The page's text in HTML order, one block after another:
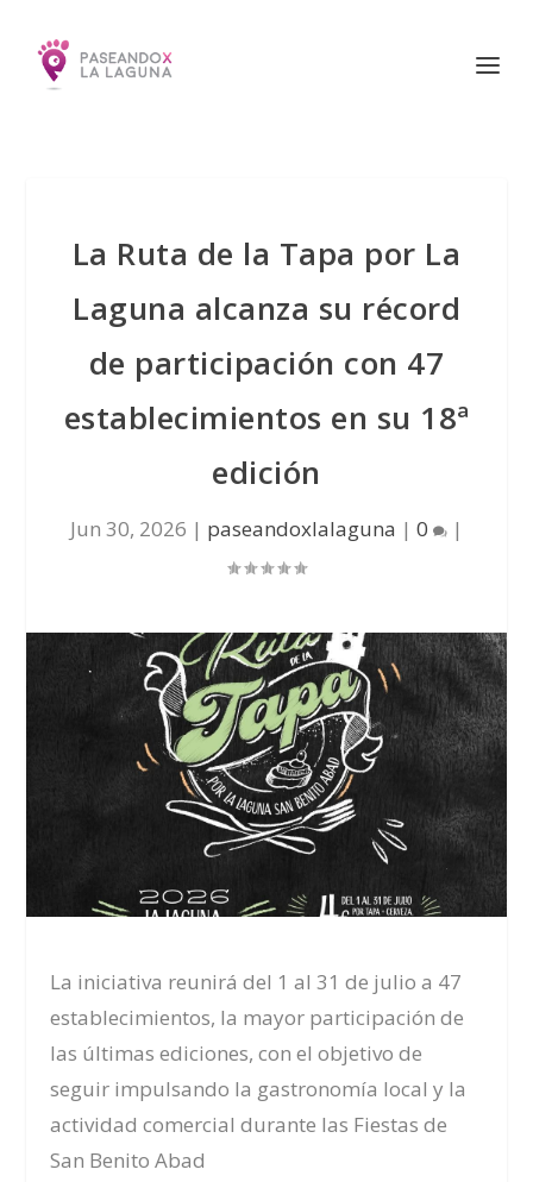
La Ruta de la Tapa por La
Laguna alcanza su récord
de participación con 47
establecimientos en su 18ª
edición
Jun 30, 2026 | paseandoxlalaguna | 0 |
La iniciativa reunirá del 1 al 31 de julio a 47
establecimientos, la mayor participación de
las últimas ediciones, con el objetivo de
seguir impulsando la gastronomía local y la
actividad comercial durante las Fiestas de
San Benito Abad